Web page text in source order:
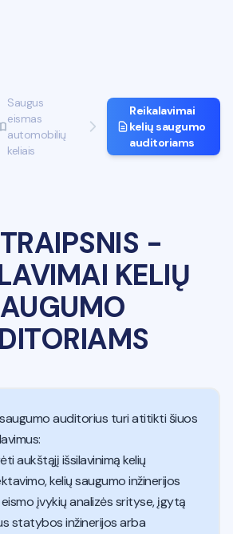
Saugus
eismas
automobilių
keliais
Reikalavimai
kelių saugumo
auditoriams
-
KELIŲ
saugumo auditorius turi atitikti šiuos
aukštąjį išsilavinimą kelių
kelių saugumo inžinerijos
įvykių analizės srityse, įgytą
statybos inžinerijos arba